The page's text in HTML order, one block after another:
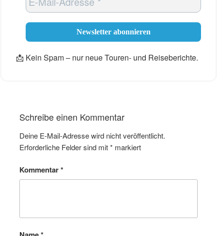
📩 Kein Spam – nur neue Touren- und Reiseberichte.
Schreibe einen Kommentar
Deine E-Mail-Adresse wird nicht veröffentlicht.
Erforderliche Felder sind mit* markiert
Kommentar*